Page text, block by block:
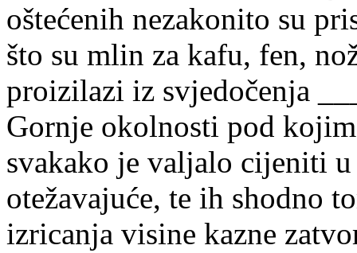
oštećenih nezakonito su
što su mlin za kafu, fen,
proizilazi iz svjedočenja
Gornje okolnosti pod
svakako je valjalo cijeniti u
otežavajuće, te ih shodno
izricanja visine kazne